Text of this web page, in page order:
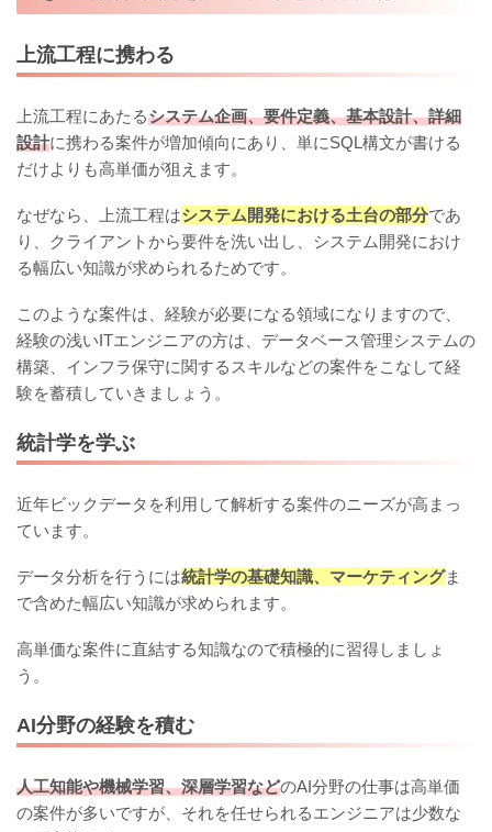
上流工程に携わる
上流工程にあたるシステム企画、要件定義、基本設計、詳細
設計に携わる案件が増加傾向にあり、単にSQL構文が書ける
だけよりも高単価が狙えます。
なぜなら、上流工程はシステム開発における土台の部分であ
り、クライアントから要件を洗い出し、システム開発におけ
る幅広い知識が求められるためです。
このような案件は、経験が必要になる領域になりますので、
経験の浅いITエンジニアの方は、データベース管理システムの
構築、インフラ保守に関するスキルなどの案件をこなして経
験を蓄積していきましょう。
統計学を学ぶ
近年ビックデータを利用して解析する案件のニーズが高まっ
ています。
データ分析を行うには統計学の基礎知識、マーケティングま
で含めた幅広い知識が求められます。
高単価な案件に直結する知識なので積極的に習得しましょ
う。
AI分野の経験を積む
人工知能や機械学習、深層学習などのAI分野の仕事は高単価
の案件が多いですが、それを任せられるエンジニアは少数な